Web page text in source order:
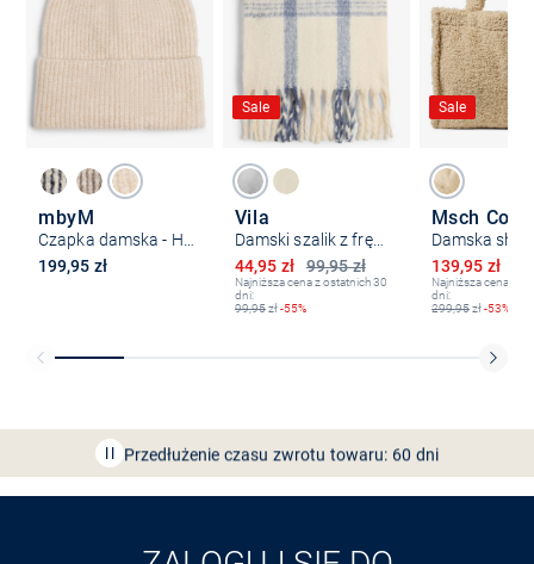
mbyM
199,95 zł
Sale
Vila
Damski szalik z frędzlami - VIMimi
99,95 zł
Obniżona cena
44,95 zł
Najniższa cena z ostatnich 30
dni:
99,95zł-55%
Sale
Obniżona
139,95 zł
Najniższa cena z
dni:
299,95zł-53%
Przedłużenie czasu zwrotu towaru: 60 dni
Odkryj aplikację VANGRAAF